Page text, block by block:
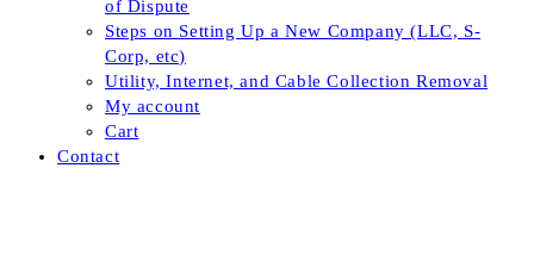
of Dispute
Steps on Setting Up a New Company (LLC, S-
Corp, etc)
Utility, Internet, and Cable Collection Removal
My account
Cart
Contact